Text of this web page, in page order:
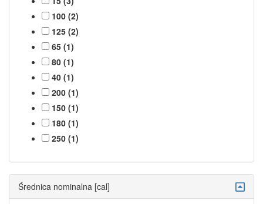
100 (2)
125 (2)
65 (1)
80 (1)
40 (1)
200 (1)
150 (1)
180 (1)
250 (1)
Średnica nominalna [cal]